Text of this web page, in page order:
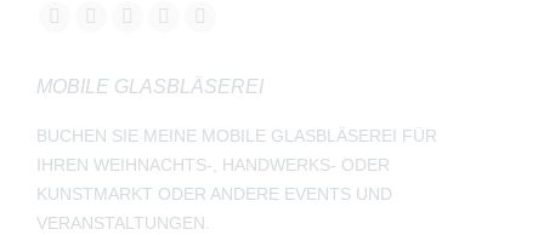
Finden Sie uns auf:
Facebook
opens
in
new
window
YouTube
opens
in
new
window
Instagram
opens
in
new
window
E-
page
opens
in
new
window
Whatsapp
opens
in
new
window
MOBILE GLASBLÄSEREI
BUCHEN SIE MEINE MOBILE GLASBLÄSEREI FÜR
IHREN WEIHNACHTS-, HANDWERKS- ODER
KUNSTMARKT ODER ANDERE EVENTS UND
VERANSTALTUNGEN.